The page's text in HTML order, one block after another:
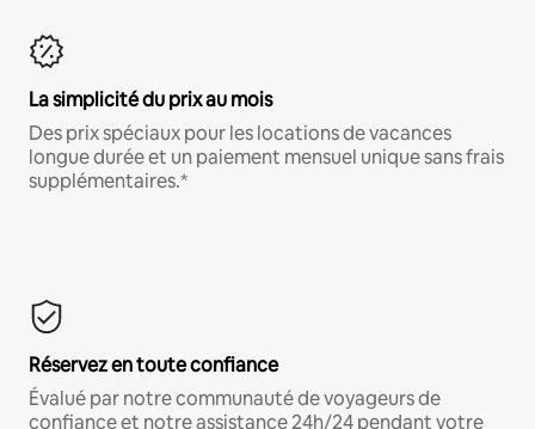
La simplicité du prix au mois
Des prix spéciaux pour les locations de vacances
longue durée et un paiement mensuel unique sans frais
supplémentaires.*
Réservez en toute confiance
Évalué par notre communauté de voyageurs de
confiance et notre assistance 24h/24 pendant votre